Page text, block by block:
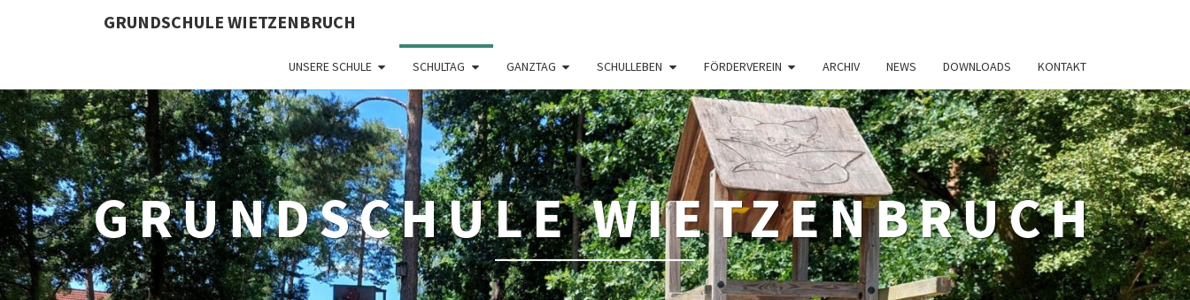
GRUNDSCHULE WIETZENBRUCH
UNSERE SCHULE SCHULTAG GANZTAG SCHULLEBEN FÖRDERVEREIN ARCHIV NEWS DOWNLOADS KONTAKT
GRUNDSCHULE WIETZENBRUCH